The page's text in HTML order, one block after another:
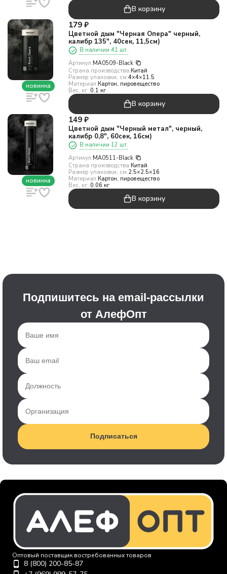
В корзину
новинка
179 ₽
Цветной дым "Черная Опера" черный,
калибр 135", 40сек, 11,5см)
В наличии 41 шт.
Артикул:MA0509-Black
Страна производства:Китай
Размер упаковки, см:4×4×11.5
Материал:Картон, пировещество
Вес, кг::0.1 кг
В корзину
новинка
149 ₽
Цветной дым "Черный метал", черный,
калибр 0,8", 60сек, 16см)
В наличии 12 шт.
Артикул:MA0511-Black
Страна производства:Китай
Размер упаковки, см:2.5×2.5×16
Материал:Картон, пировещество
Вес, кг::0.06 кг
В корзину
Подпишитесь на email-рассылки
от АлефОпт
Подписаться
Оптовый поставщик востребованных товаров
8 (800) 200-85-87